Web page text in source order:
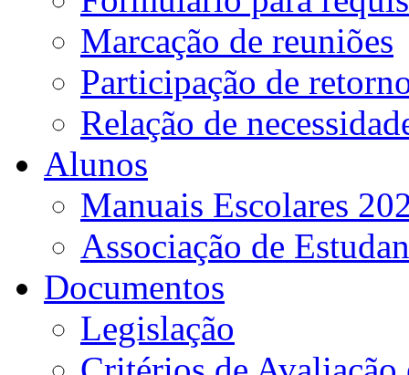
Marcação de reuniões
Participação de
Relação de
Alunos
Manuais Escolares
Associação de
Documentos
Legislação